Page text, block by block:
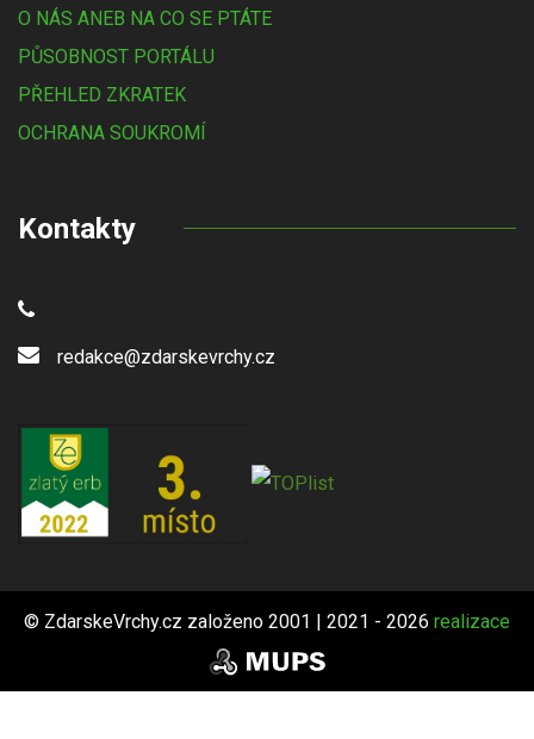
O NÁS ANEB NA CO SE PTÁTE
PŮSOBNOST PORTÁLU
PŘEHLED ZKRATEK
OCHRANA SOUKROMÍ
Kontakty
redakce@zdarskevrchy.cz
© ZdarskeVrchy.cz založeno 2001 | 2021 - 2026 realizace